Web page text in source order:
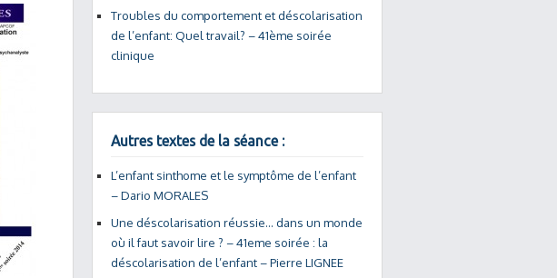
Troubles du comportement et déscolarisation
de l’enfant: Quel travail? – 41ème soirée
clinique
Autres textes de la séance :
L’enfant sinthome et le symptôme de l’enfant
– Dario MORALES
Une déscolarisation réussie… dans un monde
où il faut savoir lire ? – 41eme soirée : la
déscolarisation de l’enfant – Pierre LIGNEE